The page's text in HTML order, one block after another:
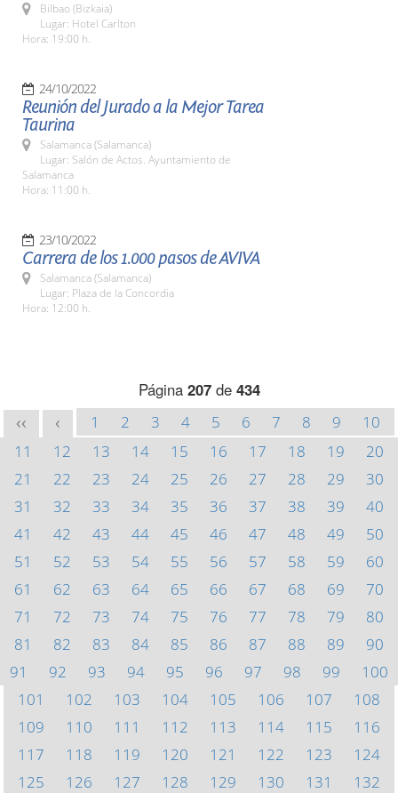
Bilbao (Bizkaia)
Lugar: Hotel Carlton
Hora: 19:00 h.
24/10/2022
Reunión del Jurado a la Mejor Tarea
Taurina
Salamanca (Salamanca)
Lugar: Salón de Actos. Ayuntamiento de
Salamanca
Hora: 11:00 h.
23/10/2022
Carrera de los 1.000 pasos de AVIVA
Salamanca (Salamanca)
Lugar: Plaza de la Concordia
Hora: 12:00 h.
Página 207de 434
<< < 1 2 3 4 5 6 7 8 9
10
11
12 13 14 15 16 17 18 19
20
21
22 23 24 25 26 27 28 29
30
31
32 33 34 35 36 37 38 39
40
41
42 43 44 45 46 47 48 49
50
51
52 53 54 55 56 57 58 59
60
61
62 63 64 65 66 67 68 69
70
71
72 73 74 75 76 77 78 79
80
81
82 83 84 85 86 87 88 89
90
91
92 93 94 95 96 97 98 99
100
101
102 103 104 105 106 107
108
109
110 111 112 113 114 115
116
117
118 119 120 121 122 123
124
125
126 127 128 129 130 131
132